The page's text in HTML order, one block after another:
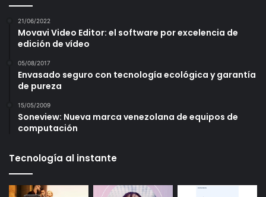
21/06/2022
Movavi Video Editor: el software por excelencia de
edición de vídeo
05/08/2017
Envasado seguro con tecnología ecológica y garantía
de pureza
15/05/2009
Soneview: Nueva marca venezolana de equipos de
computación
Tecnología al instante